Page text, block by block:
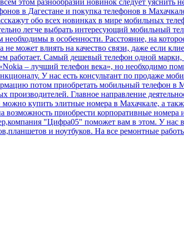
этом разнообразии новинок следует уяснить
в Дагестане и покупка телефонов в
обо всех новинках в мире мобильных
легче выбрать интересующий мобильный
в особенности. Расстояние, на
может влиять на качество связи, даже если
работает. Самый дешевый телефон одной
– лучший телефон века», но необходимо
У нас есть консультант по продаже
потом приобретать мобильный телефон в
Главное направление
купить элитные номера в Махачкале, а
возможность приобрести корпоративные
"Цифра05" поможет вам в этом. У нас
и ноутбуков. На все ремонтные работы